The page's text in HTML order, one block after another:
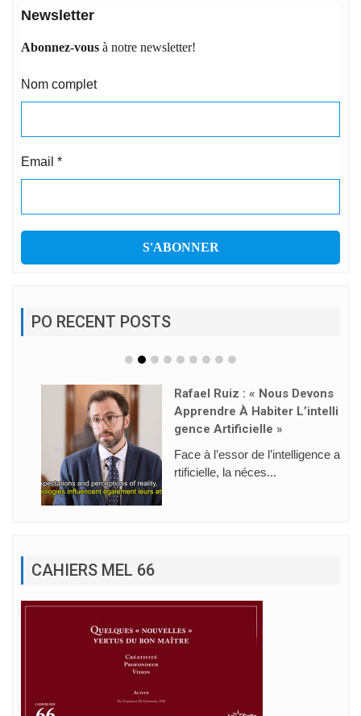
Newsletter
Abonnez-vous à notre newsletter!
Nom complet
Email *
PO RECENT POSTS
Rafael Ruiz : « Nous Devons
Apprendre À Habiter L’intelli
Gence Artificielle »
Face à l’essor de l’intelligence a
rtificielle, la néces...
CAHIERS MEL 66